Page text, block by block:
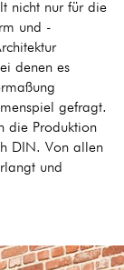
nicht nur für die
und -
denen es
gefragt.
die Produktion
DIN. Von allen
und